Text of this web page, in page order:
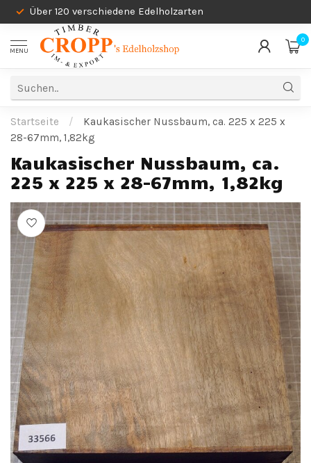
Über 120 verschiedene Edelholzarten
MENU
0
Startseite /
Kaukasischer Nussbaum, ca. 225 x 225 x
28-67mm, 1,82kg
Kaukasischer Nussbaum, ca.
225 x 225 x 28-67mm, 1,82kg